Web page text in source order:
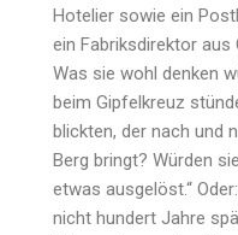
Hotelier sowie ein
ein Fabriksdirektor aus
Was sie wohl denken
beim Gipfelkreuz
blickten, der nach und
Berg bringt? Würden
etwas ausgelöst.“
nicht hundert Jahre